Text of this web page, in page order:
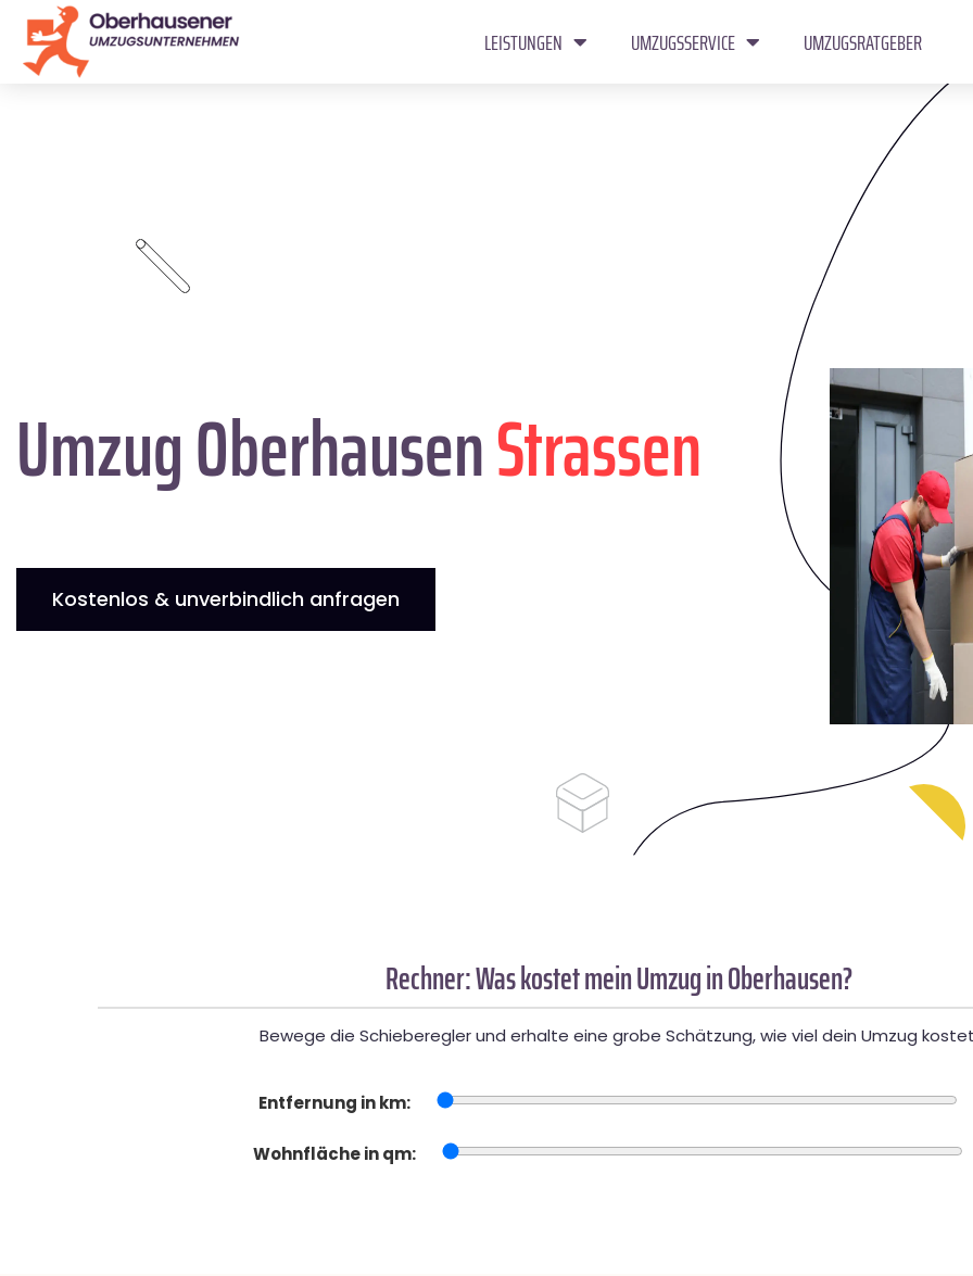
LEISTUNGEN UMZUGSSERVICE UMZUGSRATGEBER
Umzug OberhausenStrassen
Kostenlos & unverbindlich anfragen
Rechner: Was kostet mein Umzug in Oberhausen?
Bewege die Schieberegler und erhalte eine grobe Schätzung, wie viel dein Umzug
Entfernung in km:
Wohnfläche in qm: